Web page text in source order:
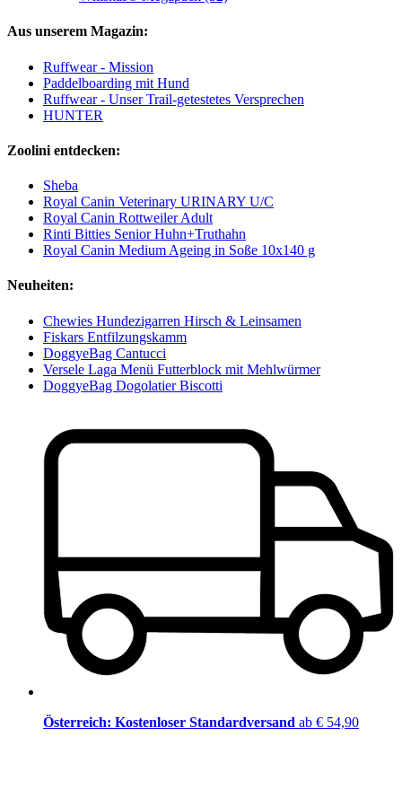
Aus unserem Magazin:
Ruffwear - Mission
Paddelboarding mit Hund
Ruffwear - Unser Trail-getestetes Versprechen
HUNTER
Zoolini entdecken:
Sheba
Royal Canin Veterinary URINARY U/C
Royal Canin Rottweiler Adult
Rinti Bitties Senior Huhn+Truthahn
Royal Canin Medium Ageing in Soße 10x140 g
Neuheiten:
Chewies Hundezigarren Hirsch & Leinsamen
Fiskars Entfilzungskamm
DoggyeBag Cantucci
Versele Laga Menü Futterblock mit Mehlwürmer
DoggyeBag Dogolatier Biscotti
Österreich: Kostenloser Standardversand ab € 54,90